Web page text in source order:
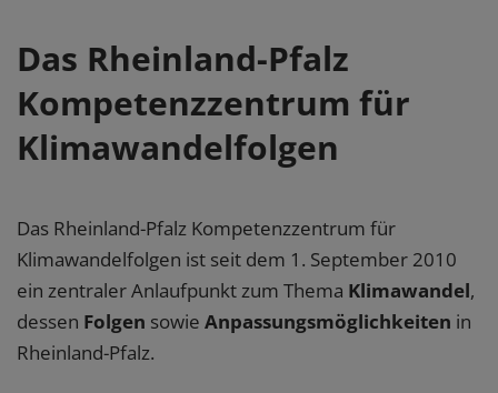
Das Rheinland-Pfalz
Kompetenzzentrum für
Klimawandelfolgen
Das Rheinland-Pfalz Kompetenzzentrum für
Klimawandelfolgen ist seit dem 1. September 2010
ein zentraler Anlaufpunkt zum Thema Klimawandel,
dessen Folgen sowie Anpassungsmöglichkeiten in
Rheinland-Pfalz.